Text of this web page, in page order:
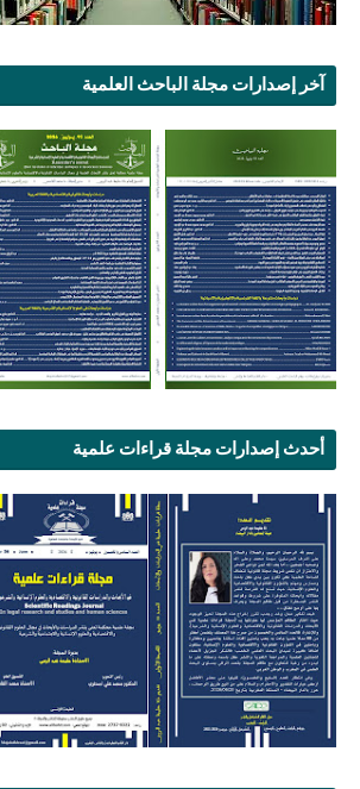
آخر إصدارات مجلة الباحث العلمية
أحدث إصدارات مجلة قراءات علمية